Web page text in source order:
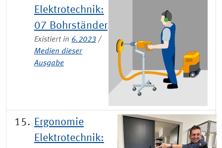
Elektrotechnik:
07 Bohrständer
Existiert in 6.2023 /
Medien dieser
Ausgabe
Ergonomie
Elektrotechnik: